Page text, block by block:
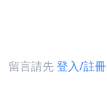
留言請先登入/註冊